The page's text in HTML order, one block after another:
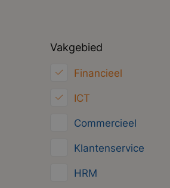
Vakgebied
Financieel
ICT
Commercieel
Klantenservice
HRM